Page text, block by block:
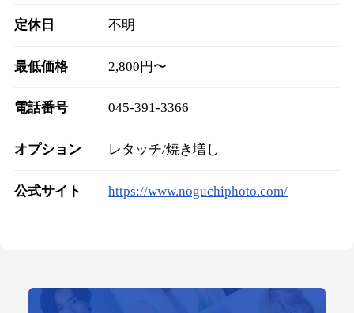
定休日 不明
最低価格 2,800円〜
電話番号 045-391-3366
オプション レタッチ/焼き増し
公式サイト https://www.noguchiphoto.com/